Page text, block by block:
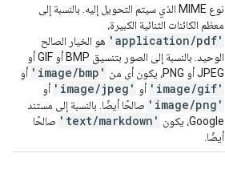
نوع MIME الذي سيتم التحويل إليه. بالنسبة إلى
معظم الكائنات الثنائية الكبيرة،
'application/pdf'
هو الخيار الصالح
الوحيد. بالنسبة إلى الصور بتنسيق BMP أو GIF أو
JPEG أو PNG، يكون أي من
'image/bmp' أو
'image/gif' أو 'image/jpeg' أو
'image/png'
صالحًا أيضًا. بالنسبة إلى مستند
Google، يكون
'text/markdown'
صالحًا
أيضًا.